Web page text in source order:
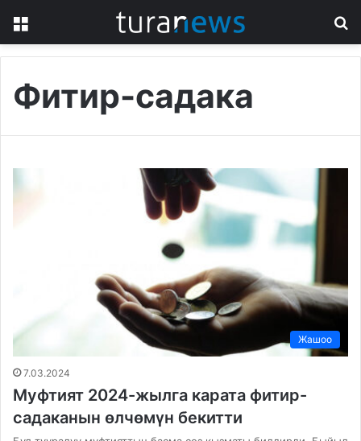
Фитир-садака
Жашоо
7.03.2024
Муфтият 2024-жылга карата фитир-
садаканын өлчөмүн бекитти